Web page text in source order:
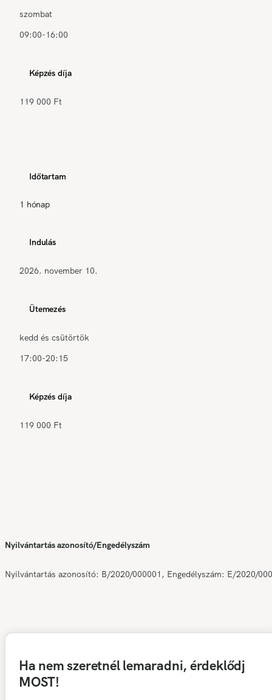
szombat
09:00-16:00
Képzés díja
119 000 Ft
Időtartam
1 hónap
Indulás
2026. november 10.
Ütemezés
kedd és csütörtök
17:00-20:15
Képzés díja
119 000 Ft
Nyilvántartás azonosító/Engedélyszám
Nyilvántartás azonosító: B/2020/000001, Engedélyszám: E/2020/
Ha nem szeretnél lemaradni, érdeklődj
MOST!